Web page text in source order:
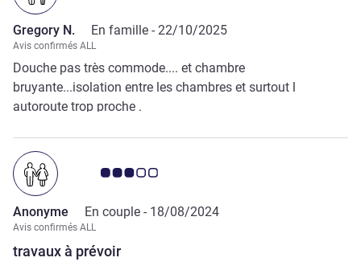
Gregory N. En famille - 22/10/2025
Avis confirmés ALL
Douche pas très commode.... et chambre
bruyante...isolation entre les chambres et surtout l
autoroute trop proche .
travaux à prévoir
Note Avis clients 3.0/5
Anonyme En couple - 18/08/2024
Avis confirmés ALL